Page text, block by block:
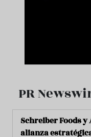
PR
Schreiber Foods
alianza